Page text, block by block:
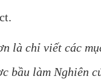
là chỉ viết các
bầu làm Nghiên